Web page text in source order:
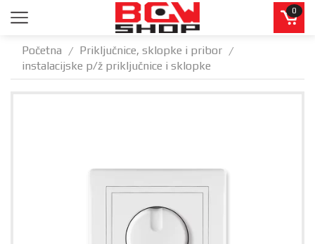
0
Početna / Priključnice, sklopke i pribor /
instalacijske p/ž priključnice i sklopke